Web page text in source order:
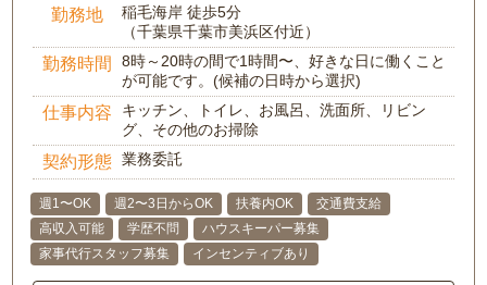
勤務地
稲毛海岸 徒歩5分
（千葉県千葉市美浜区付近）
勤務時間
8時～20時の間で1時間〜、好きな日に働くこと
が可能です。(候補の日時から選択)
仕事内容
キッチン、トイレ、お風呂、洗面所、リビン
グ、その他のお掃除
契約形態 業務委託
週1〜OK 週2〜3日からOK 扶養内OK
交通費支給
高収入可能
学歴不問
ハウスキーパー募集
家事代行スタッフ募集
インセンティブあり